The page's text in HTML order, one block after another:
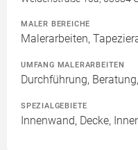
MALER BEREICHE
Malerarbeiten,
UMFANG MALERARBEITEN
Durchführung,
SPEZIALGEBIETE
Innenwand, Decke,